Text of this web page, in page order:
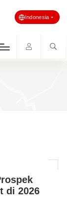
Indonesia
di 2026